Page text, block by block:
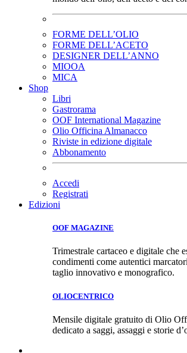
FORME DELL’OLIO
FORME DELL’ACETO
DESIGNER DELL’ANNO
MIOOA
MICA
Shop
Libri
Gastrorama
OOF International Magazine
Olio Officina Almanacco
Riviste in edizione digitale
Abbonamento
Accedi
Registrati
Edizioni
OOF MAGAZINE
Trimestrale cartaceo e digitale che
condimenti come autentici
taglio innovativo e monografico.
OLIOCENTRICO
Mensile digitale gratuito di Olio
dedicato a saggi, assaggi e storie